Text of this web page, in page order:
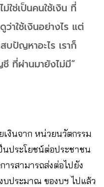
ม่ใช่เป็นคนใช้เงิน ที่
ว่าใช้เงินอย่างไร แต่
บปัญหาอะไร เราก็
ที่ผ่านมายังไม่มี“
เงินจาก หน่วยนวัตกรรม
นประโยชน์ต่อประชาชน
รสามารถส่งต่อไปยัง
บประมาณ ของบฯ ไปแล้ว